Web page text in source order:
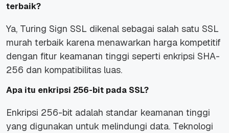
terbaik?
Ya, Turing Sign SSL dikenal sebagai salah satu SSL
murah terbaik karena menawarkan harga kompetitif
dengan fitur keamanan tinggi seperti enkripsi SHA-
256 dan kompatibilitas luas.
Apa itu enkripsi 256-bit pada SSL?
Enkripsi 256-bit adalah standar keamanan tinggi
yang digunakan untuk melindungi data. Teknologi